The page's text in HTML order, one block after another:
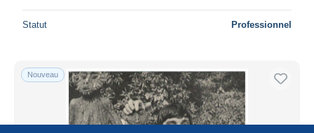
Statut Professionnel
Nouveau